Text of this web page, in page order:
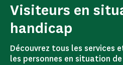
Visiteurs en
handicap
Découvrez tous les services
les personnes en situation